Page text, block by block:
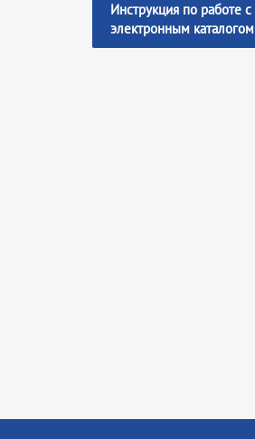
Инструкция по работе с
электронным каталогом